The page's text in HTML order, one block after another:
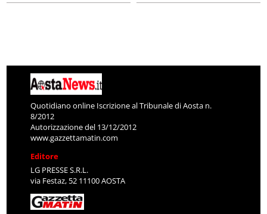
Quotidiano online Iscrizione al Tribunale di Aosta n.
8/2012
Autorizzazione del 13/12/2012
www.gazzettamatin.com
Editore
LG PRESSE S.R.L.
via Festaz, 52 11100 AOSTA